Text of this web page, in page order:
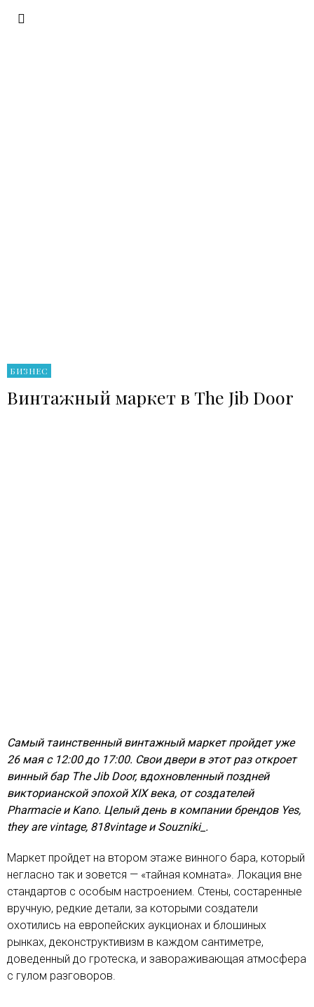
БИЗНЕС
Винтажный маркет в The Jib Door
Самый таинственный винтажный маркет пройдет уже
26 мая с 12:00 до 17:00. Свои двери в этот раз откроет
винный бар The Jib Door, вдохновленный поздней
викторианской эпохой XIX века, от создателей
Pharmacie и Kano. Целый день в компании брендов Yes,
they are vintage, 818vintage и Souzniki_.
Маркет пройдет на втором этаже винного бара, который
негласно так и зовется — «тайная комната». Локация вне
стандартов с особым настроением. Стены, состаренные
вручную, редкие детали, за которыми создатели
охотились на европейских аукционах и блошиных
рынках, деконструктивизм в каждом сантиметре,
доведенный до гротеска, и завораживающая атмосфера
с гулом разговоров.